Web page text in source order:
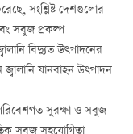
সংশ্লিষ্ট দেশগুলোর
সবুজ প্রকল্প
বিদ্যুত উত্পাদনের
যানবাহন উত্পাদন
সুরক্ষা ও সবুজ